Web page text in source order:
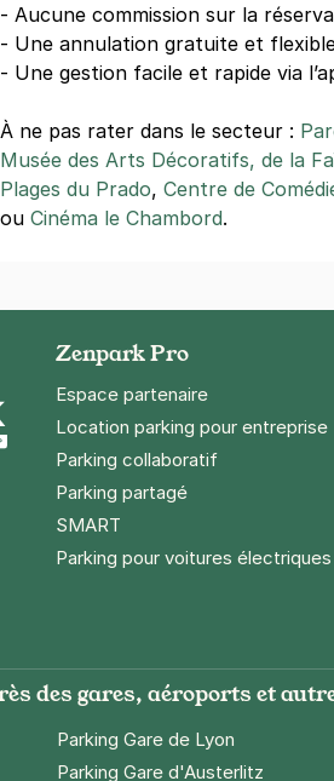
- Aucune commission sur la
- Une annulation gratuite et
- Une gestion facile et rapide via
À ne pas rater dans le secteur :
Musée des Arts Décoratifs, de la
Plages du Prado, Centre de
ou Cinéma le Chambord.
Zenpark Pro
Espace partenaire
Location parking pour entreprise
Parking collaboratif
Parking partagé
SMART
Parking pour voitures électriques
des gares, aéroports et
Parking Gare de Lyon
Parking Gare d'Austerlitz